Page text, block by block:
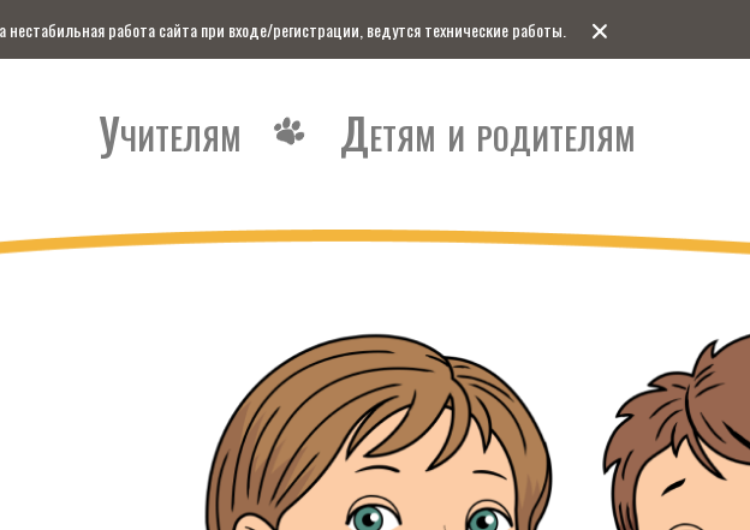
нестабильная работа сайта при входе/регистрации, ведутся технические работы.
Учителям Детям и родителям